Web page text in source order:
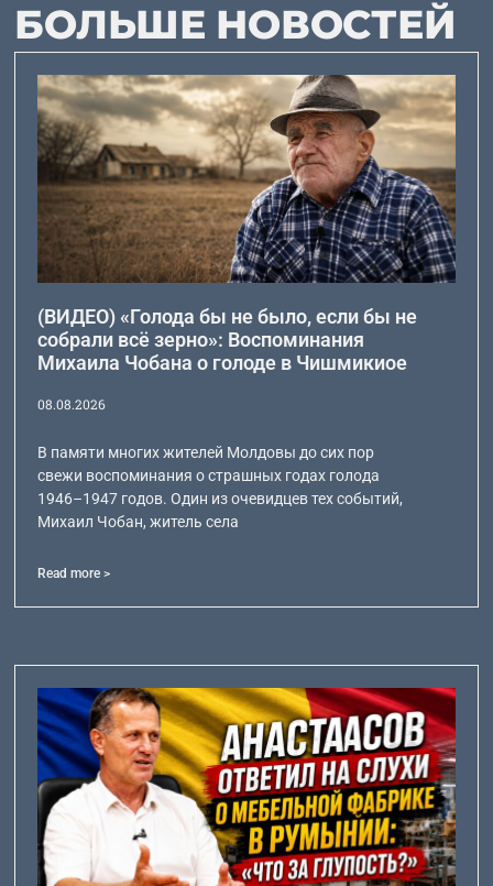
БОЛЬШЕ НОВОСТЕЙ
(ВИДЕО) «Голода бы не было, если бы не
собрали всё зерно»: Воспоминания
Михаила Чобана о голоде в Чишмикиое
08.08.2026
В памяти многих жителей Молдовы до сих пор
свежи воспоминания о страшных годах голода
1946–1947 годов. Один из очевидцев тех событий,
Михаил Чобан, житель села
Read more >